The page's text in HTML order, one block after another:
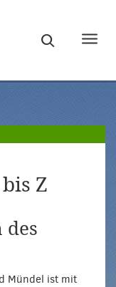
Z
des
Mündel ist mit